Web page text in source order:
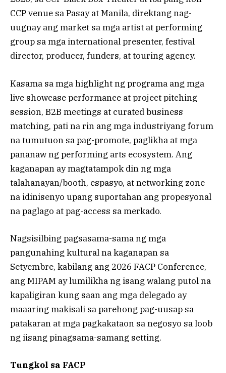
CCP venue sa Pasay at Manila, direktang nag-
uugnay ang market sa mga artist at performing
group sa mga international presenter, festival
director, producer, funders, at touring agency.
Kasama sa mga highlight ng programa ang mga
live showcase performance at project pitching
session, B2B meetings at curated business
matching, pati na rin ang mga industriyang forum
na tumutuon sa pag-promote, paglikha at mga
pananaw ng performing arts ecosystem. Ang
kaganapan ay magtatampok din ng mga
talahanayan/booth, espasyo, at networking zone
na idinisenyo upang suportahan ang propesyonal
na paglago at pag-access sa merkado.
Nagsisilbing pagsasama-sama ng mga
pangunahing kultural na kaganapan sa
Setyembre, kabilang ang 2026 FACP Conference,
ang MIPAM ay lumilikha ng isang walang putol na
kapaligiran kung saan ang mga delegado ay
maaaring makisali sa parehong pag-uusap sa
patakaran at mga pagkakataon sa negosyo sa loob
ng iisang pinagsama-samang setting.
Tungkol sa FACP